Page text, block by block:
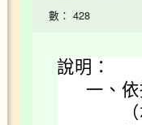
數： 428
說明：
一、